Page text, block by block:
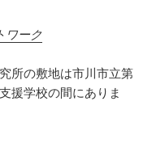
ワーク
所の敷地は市川市立第
援学校の間にありま